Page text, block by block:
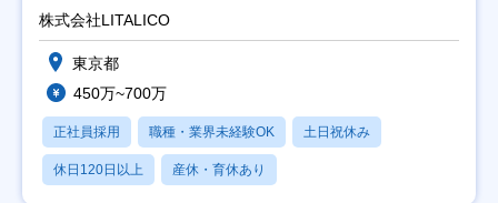
株式会社LITALICO
東京都
450万~700万
正社員採用 職種・業界未経験OK 土日祝休み
休日120日以上 産休・育休あり